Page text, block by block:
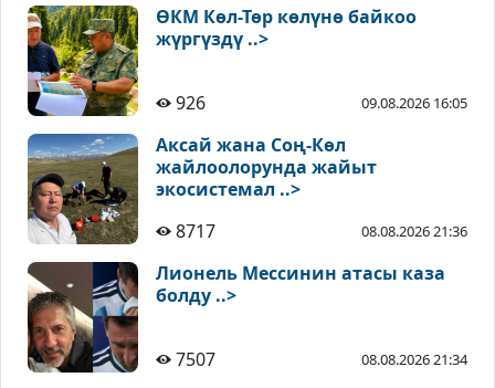
ӨКМ Көл-Төр көлүнө байкоо
жүргүздү ..>
926 09.08.2026 16:05
Аксай жана Соң-Көл
жайлоолорунда жайыт
экосистемал ..>
8717
08.08.2026 21:36
Лионель Мессинин атасы каза
болду ..>
7507 08.08.2026 21:34